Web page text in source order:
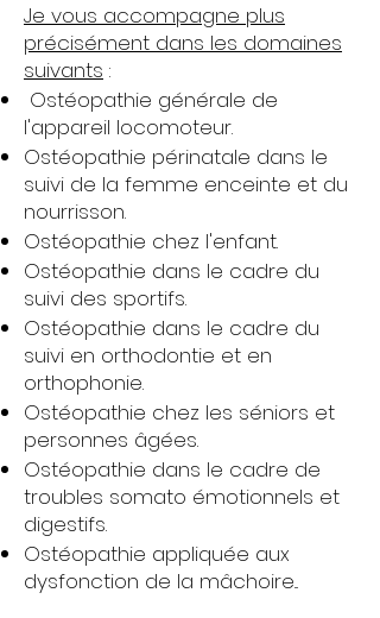
Je vous accompagne plus
précisément dans les domaines
suivants :
Ostéopathie générale de
l'appareil locomoteur.
Ostéopathie périnatale dans le
suivi de la femme enceinte et du
nourrisson.
Ostéopathie chez l'enfant.
Ostéopathie dans le cadre du
suivi des sportifs.
Ostéopathie dans le cadre du
suivi en orthodontie et en
orthophonie.
Ostéopathie chez les séniors et
personnes âgées.
Ostéopathie dans le cadre de
troubles somato émotionnels et
digestifs.
Ostéopathie appliquée aux
dysfonction de la mâchoire...